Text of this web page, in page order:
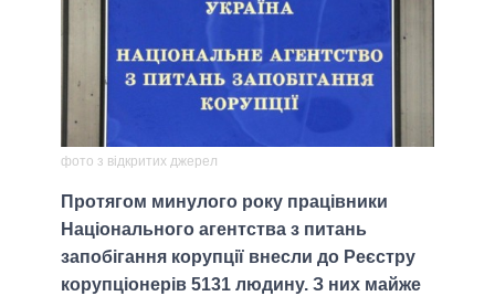
фото з відкритих джерел
Протягом минулого року працівники
Національного агентства з питань
запобігання корупції внесли до Реєстру
корупціонерів 5131 людину. З них майже